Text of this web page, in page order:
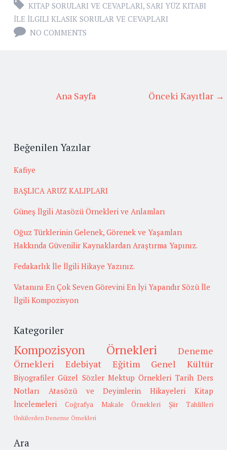
KITAP SORULARI VE CEVAPLARI, SARI YÜZ KITABI
İLE İLGILI KLASIK SORULAR VE CEVAPLARI
NO COMMENTS
Önceki Kayıtlar →
Ana Sayfa
Beğenilen Yazılar
Kafiye
BAŞLICA ARUZ KALIPLARI
Güneş İlgili Atasözü Örnekleri ve Anlamları
Oğuz Türklerinin Gelenek, Görenek ve Yaşamları
Hakkında Güvenilir Kaynaklardan Araştırma Yapınız.
Fedakarlık İle İlgili Hikaye Yazınız.
Vatanını En Çok Seven Görevini En İyi Yapandır Sözü İle
İlgili Kompozisyon
Kategoriler
Kompozisyon Örnekleri
Deneme
Örnekleri
Edebiyat Eğitim Genel Kültür
Biyografiler Güzel Sözler Mektup Örnekleri Tarih Ders
Notları
Atasözü ve Deyimlerin Hikayeleri
Kitap
İncelemeleri
Coğrafya Makale Örnekleri Şiir Tahlilleri
Ünlülerden Deneme Örnekleri
Ara